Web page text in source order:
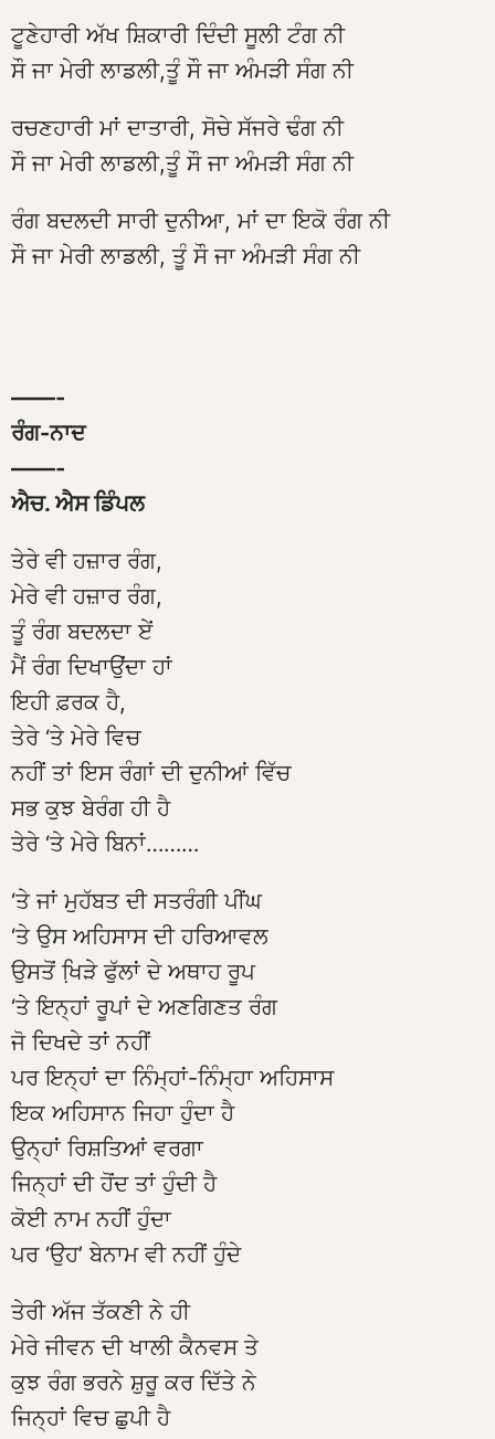
ਟੂਣੇਹਾਰੀ ਅੱਖ ਸ਼ਿਕਾਰੀ ਦਿੰਦੀ ਸੂਲੀ ਟੰਗ ਨੀ
ਸੌ ਜਾ ਮੇਰੀ ਲਾਡਲੀ,ਤੂੰ ਸੌ ਜਾ ਅੰਮੜੀ ਸੰਗ ਨੀ
ਰਚਣਹਾਰੀ ਮਾਂ ਦਾਤਾਰੀ, ਸੋਚੇ ਸੱਜਰੇ ਢੰਗ ਨੀ
ਸੌ ਜਾ ਮੇਰੀ ਲਾਡਲੀ,ਤੂੰ ਸੌ ਜਾ ਅੰਮੜੀ ਸੰਗ ਨੀ
ਰੰਗ ਬਦਲਦੀ ਸਾਰੀ ਦੁਨੀਆ, ਮਾਂ ਦਾ ਇਕੋ ਰੰਗ ਨੀ
ਸੌ ਜਾ ਮੇਰੀ ਲਾਡਲੀ, ਤੂੰ ਸੌ ਜਾ ਅੰਮੜੀ ਸੰਗ ਨੀ
——-
ਰੰਗ-ਨਾਦ
——-
ਐਚ. ਐਸ ਡਿੰਪਲ
ਤੇਰੇ ਵੀ ਹਜ਼ਾਰ ਰੰਗ,
ਮੇਰੇ ਵੀ ਹਜ਼ਾਰ ਰੰਗ,
ਤੂੰ ਰੰਗ ਬਦਲਦਾ ਏਂ
ਮੈਂ ਰੰਗ ਦਿਖਾਉਂਦਾ ਹਾਂ
ਇਹੀ ਫ਼ਰਕ ਹੈ,
ਤੇਰੇ ‘ਤੇ ਮੇਰੇ ਵਿਚ
ਨਹੀਂ ਤਾਂ ਇਸ ਰੰਗਾਂ ਦੀ ਦੁਨੀਆਂ ਵਿੱਚ
ਸਭ ਕੁਝ ਬੇਰੰਗ ਹੀ ਹੈ
ਤੇਰੇ ‘ਤੇ ਮੇਰੇ ਬਿਨਾਂ………
‘ਤੇ ਜਾਂ ਮੁਹੱਬਤ ਦੀ ਸਤਰੰਗੀ ਪੀਂਘ
‘ਤੇ ਉਸ ਅਹਿਸਾਸ ਦੀ ਹਰਿਆਵਲ
ਉਸਤੋਂ ਖਿ਼ੜੇ ਫੁੱਲਾਂ ਦੇ ਅਥਾਹ ਰੂਪ
‘ਤੇ ਇਨ੍ਹਾਂ ਰੂਪਾਂ ਦੇ ਅਣਗਿਣਤ ਰੰਗ
ਜੋ ਦਿਖਦੇ ਤਾਂ ਨਹੀਂ
ਪਰ ਇਨ੍ਹਾਂ ਦਾ ਨਿੰਮ੍ਹਾਂ-ਨਿੰਮ੍ਹਾ ਅਹਿਸਾਸ
ਇਕ ਅਹਿਸਾਨ ਜਿਹਾ ਹੁੰਦਾ ਹੈ
ਉਨ੍ਹਾਂ ਰਿਸ਼ਤਿਆਂ ਵਰਗਾ
ਜਿਨ੍ਹਾਂ ਦੀ ਹੋਂਦ ਤਾਂ ਹੁੰਦੀ ਹੈ
ਕੋਈ ਨਾਮ ਨਹੀਂ ਹੁੰਦਾ
ਪਰ ‘ਉਹ’ ਬੇਨਾਮ ਵੀ ਨਹੀਂ ਹੁੰਦੇ
ਤੇਰੀ ਅੱਜ ਤੱਕਣੀ ਨੇ ਹੀ
ਮੇਰੇ ਜੀਵਨ ਦੀ ਖਾਲੀ ਕੈਨਵਸ ਤੇ
ਕੁਝ ਰੰਗ ਭਰਨੇ ਸ਼ੁਰੂ ਕਰ ਦਿੱਤੇ ਨੇ
ਜਿਨ੍ਹਾਂ ਵਿਚ ਛੁਪੀ ਹੈ